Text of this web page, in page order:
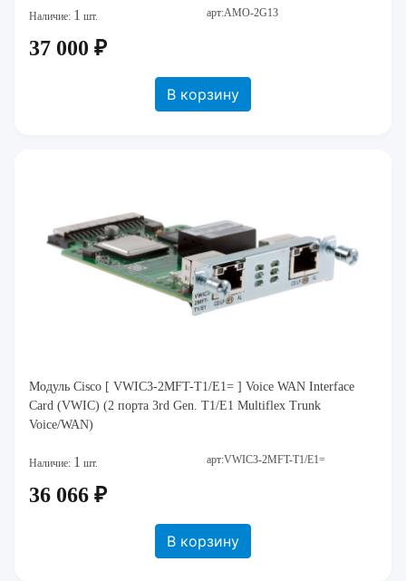
Наличие: 1 шт. арт:AMO-2G13
37 000 ₽
В корзину
Модуль Cisco [ VWIC3-2MFT-T1/E1= ] Voice WAN Interface
Card (VWIC) (2 порта 3rd Gen. T1/E1 Multiflex Trunk
Voice/WAN)
Наличие: 1 шт. арт:VWIC3-2MFT-T1/E1=
36 066 ₽
В корзину